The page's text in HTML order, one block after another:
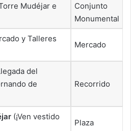
Mudéjar e
Conjunto
Monumental
y Talleres
Mercado
del
de
Recorrido
(¡Ven vestido
Plaza